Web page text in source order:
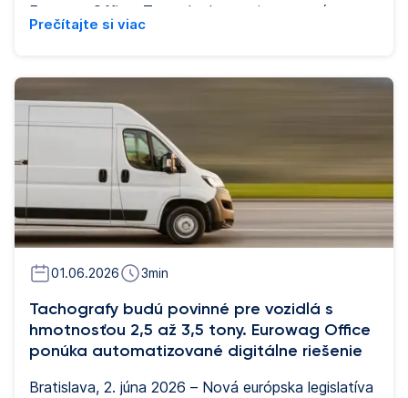
Eurowag Office. Tento krok reaguje na rastúcu
digitalizáciu cestnej dopravy a potrebu
riešenie umožní dopravným spoločnostiam
spravovať tankovanie bez nutnosti fyzických
plastových kariet a výrazne zjednoduší
administratívu dispečerom i vodičom.
Prečítajte si viac
01.06.2026 3min
Tachografy budú povinné pre vozidlá s
hmotnosťou 2,5 až 3,5 tony. Eurowag Office
ponúka automatizované digitálne riešenie
Bratislava, 2. júna 2026 – Nová európska legislatíva